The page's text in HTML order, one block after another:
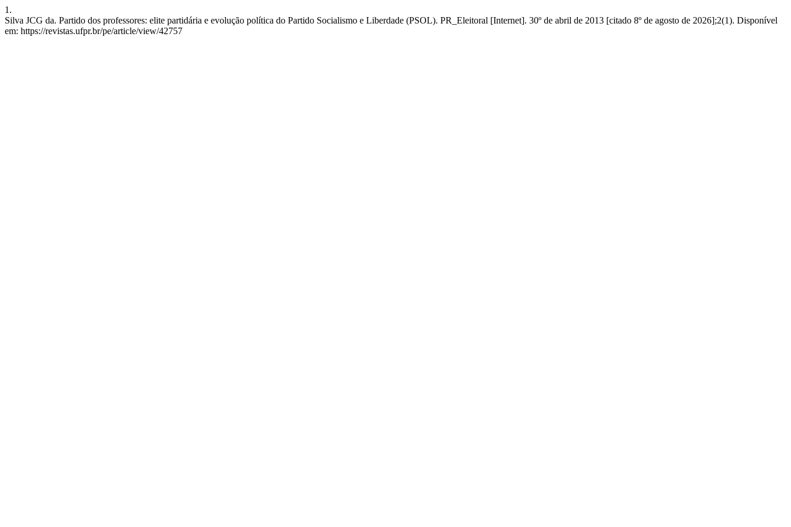
1.
Silva JCG da. Partido dos professores: elite partidária e evolução política do Partido Socialismo e Liberdade (PSOL). PR_Eleitoral [Internet]. 30º de abril de 2013 [citado 8º de agosto de 2026];2(1). Disponível
em: https://revistas.ufpr.br/pe/article/view/42757